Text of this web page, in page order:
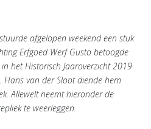
afgelopen weekend een stuk
Erfgoed Werf Gusto betoogde
het Historisch Jaaroverzicht 2019
Hans van der Sloot diende hem
Allewelt neemt hieronder de
te weerleggen.